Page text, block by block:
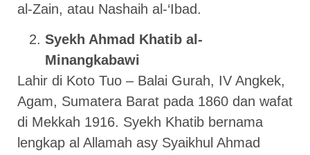
al-Zain, atau Nashaih al-‘Ibad.
Syekh Ahmad Khatib al-
Minangkabawi
Lahir di Koto Tuo – Balai Gurah, IV Angkek,
Agam, Sumatera Barat pada 1860 dan wafat
di Mekkah 1916. Syekh Khatib bernama
lengkap al Allamah asy Syaikhul Ahmad